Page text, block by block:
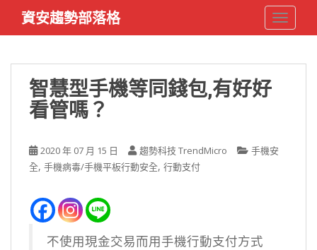
i
資安趨勢部落格
智慧型手機等同錢包,有好好
看管嗎？
2020 年 07 月 15 日 趨勢科技 TrendMicro
手機安
全, 手機病毒/手機平板行動安全, 行動支付
不使用現金交易而用手機行動支付方式